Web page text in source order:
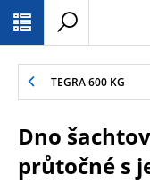
TEGRA 600 KG
Dno
průtočné s